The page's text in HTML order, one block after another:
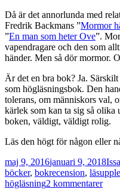
Då är det annorlunda med
Fredrik Backmans ”Mormor
”En man som heter Ove”.
vapendragare och den som
händer. Men så dör mormor.
Är det en bra bok? Ja.
som högläsningsbok. Den
tolerans, om människors val,
kärlek som kan ta sig så olika
boken, väldigt, väldigt rolig.
Läs den högt för någon eller
Postat
maj 9, 2016januari 9, 2018
böcker, bokrecension,
högläsning2 kommentarertill